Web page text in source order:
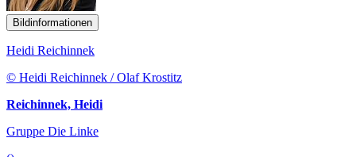
Bildinformationen
Heidi Reichinnek
© Heidi Reichinnek / Olaf Krostitz
Reichinnek, Heidi
Gruppe Die Linke